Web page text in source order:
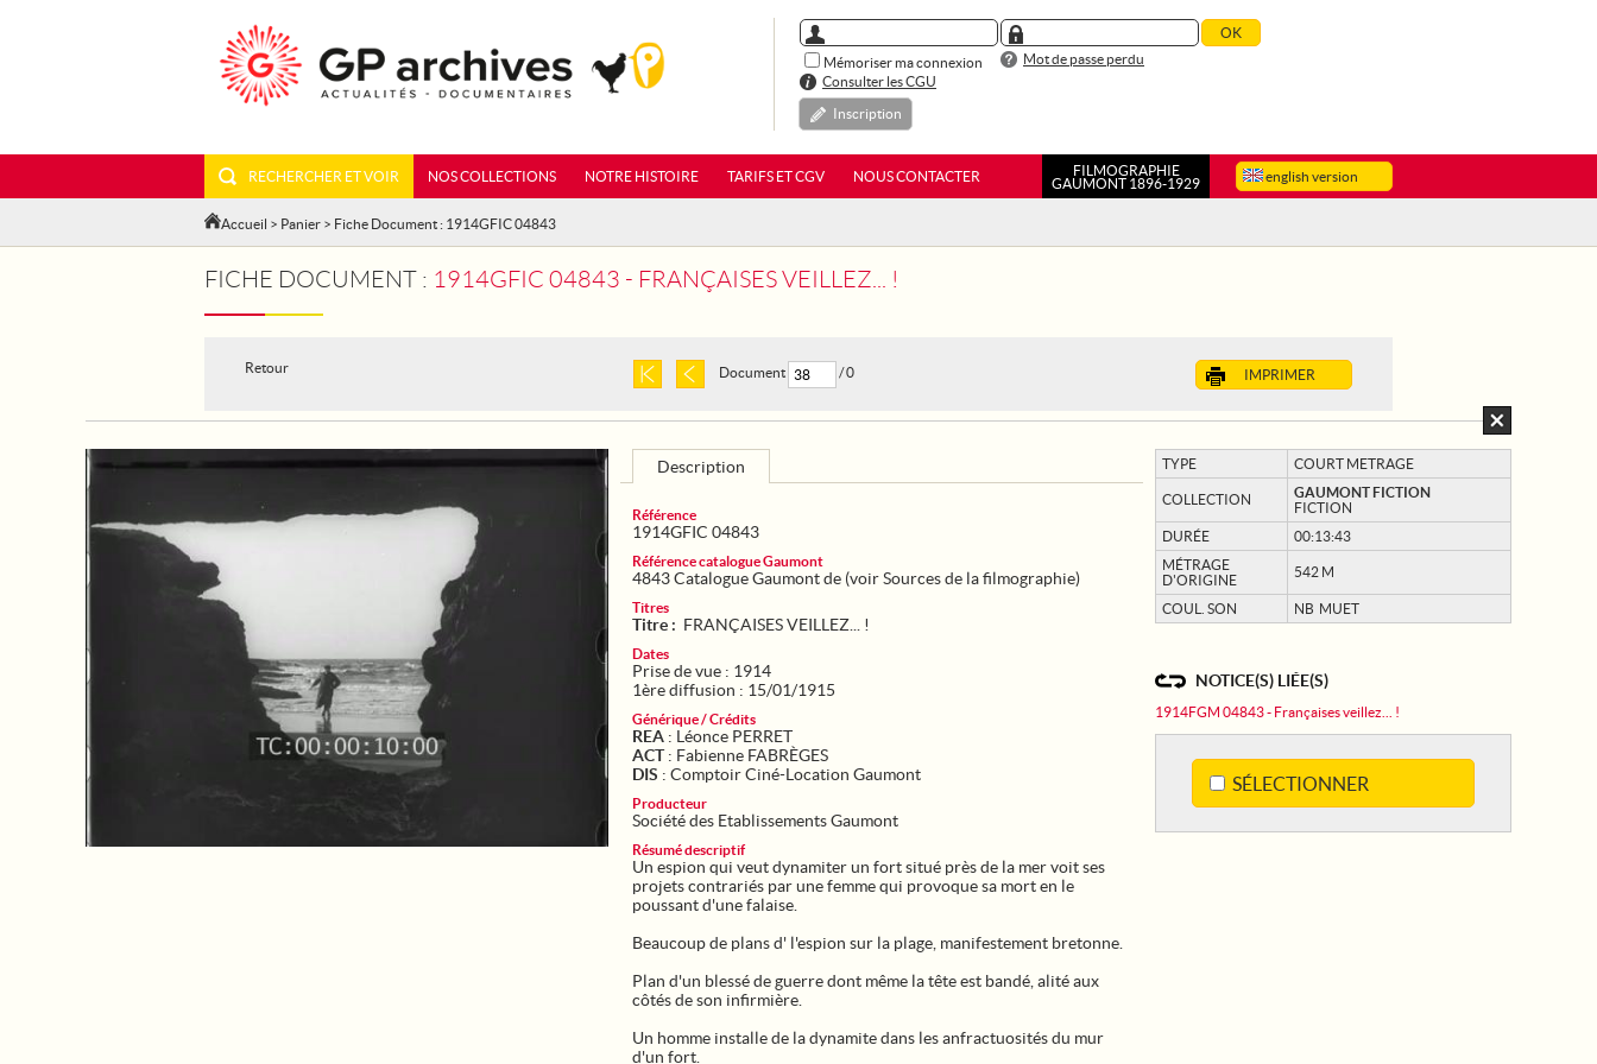
Mémoriser ma connexion
Mot de passe perdu
Consulter les CGU
Inscription
english version
RECHERCHER ET VOIR NOS COLLECTIONS NOTRE HISTOIRE TARIFS ET CGV NOUS CONTACTER
FILMOGRAPHIE
GAUMONT 1896-1929
Accueil > Panier > Fiche Document : 1914GFIC 04843
FICHE DOCUMENT : 1914GFIC 04843 - FRANÇAISES VEILLEZ... !
Retour IMPRIMER
Document / 0
TYPE COURT METRAGE
COLLECTION
GAUMONT FICTION
FICTION
DURÉE
00:13:43
MÉTRAGE
D'ORIGINE
542 M
COUL. SON NB MUET
NOTICE(S) LIÉE(S)
1914FGM 04843 - Françaises veillez... !
SÉLECTIONNER
Description
Référence
1914GFIC 04843
Référence catalogue Gaumont
4843 Catalogue Gaumont de (voir Sources de la filmographie)
Titres
Titre : FRANÇAISES VEILLEZ... !
Dates
Prise de vue : 1914
1ère diffusion : 15/01/1915
Générique / Crédits
REA : Léonce PERRET
ACT: Fabienne FABRÈGES
DIS : Comptoir Ciné-Location Gaumont
Producteur
Société des Etablissements Gaumont
Résumé descriptif
Un espion qui veut dynamiter un fort situé près de la mer voit ses
projets contrariés par une femme qui provoque sa mort en le
poussant d'une falaise.
Beaucoup de plans d' l'espion sur la plage, manifestement bretonne.
Plan d'un blessé de guerre dont même la tête est bandé, alité aux
côtés de son infirmière.
Un homme installe de la dynamite dans les anfractuosités du mur
d'un fort.